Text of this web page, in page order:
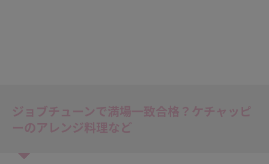
ジョブチューンで満場一致合格？ケチャッピ
ーのアレンジ料理など